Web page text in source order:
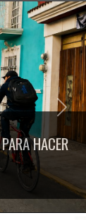
HACER
Next